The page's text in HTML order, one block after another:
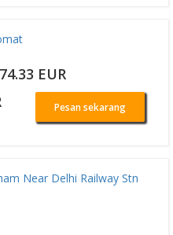
EUR
Pesan sekarang
Near Delhi Railway Stn